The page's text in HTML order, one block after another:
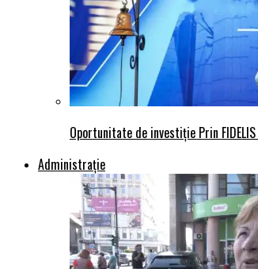
Oportunitate de investiție Prin
Administraţie